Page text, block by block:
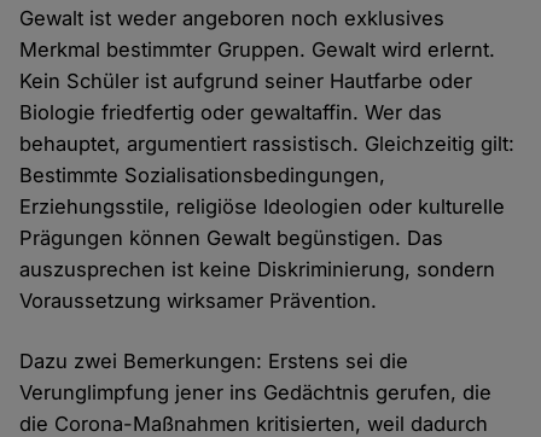
Gewalt ist weder angeboren noch exklusives
Merkmal bestimmter Gruppen. Gewalt wird erlernt.
Kein Schüler ist aufgrund seiner Hautfarbe oder
Biologie friedfertig oder gewaltaffin. Wer das
behauptet, argumentiert rassistisch. Gleichzeitig gilt:
Bestimmte Sozialisationsbedingungen,
Erziehungsstile, religiöse Ideologien oder kulturelle
Prägungen können Gewalt begünstigen. Das
auszusprechen ist keine Diskriminierung, sondern
Voraussetzung wirksamer Prävention.
Dazu zwei Bemerkungen: Erstens sei die
Verunglimpfung jener ins Gedächtnis gerufen, die
die Corona-Maßnahmen kritisierten, weil dadurch